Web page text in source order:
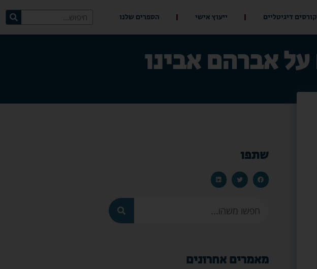
קורסים דיגיטליים ייעוץ אישי הספרים שלנו
שתפו
מאמרים אחרונים